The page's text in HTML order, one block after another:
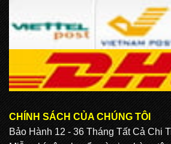
CHÍNH SÁCH CỦA CHÚNG TÔI
Bảo Hành 12 - 36 Tháng Tất Cả Chi